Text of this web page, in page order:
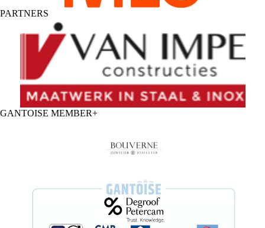
PARTNERS
GANTOISE MEMBER+